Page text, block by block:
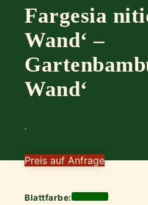
Fargesia
Wand‘ –
Wand‘
.
Preis auf Anfrage
Blattfarbe: